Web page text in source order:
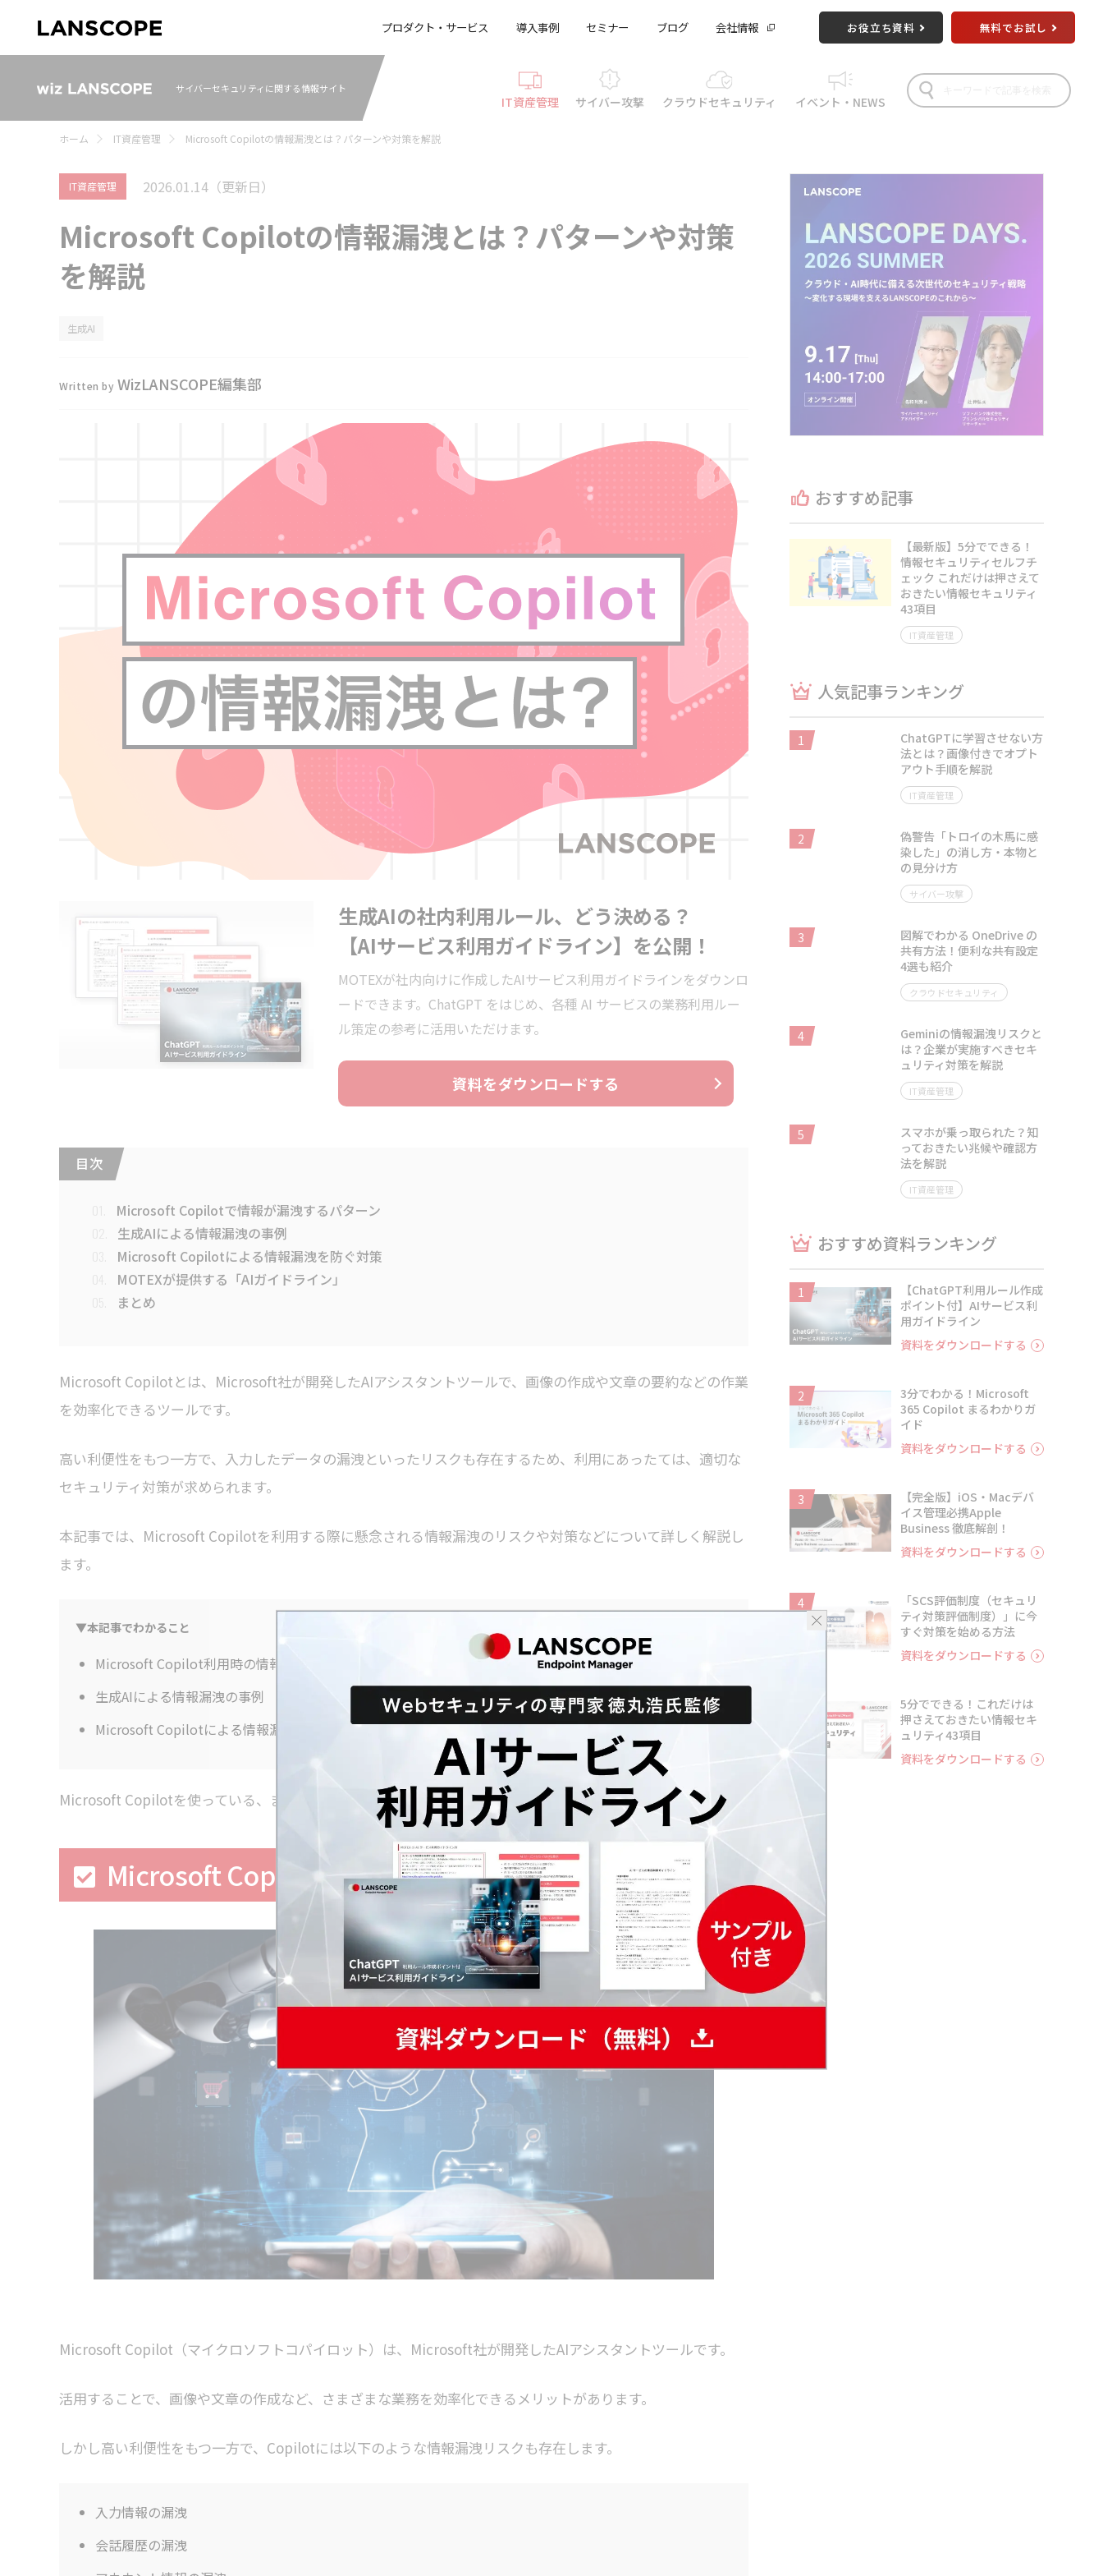
プロダクト・サービス 導入事例 セミナー ブログ 会社情報 お役立ち資料 無料でお試し
サイバーセキュリティに関する情報サイト
IT資産管理 サイバー攻撃 クラウドセキュリティ イベント・NEWS
ホーム IT資産管理 Microsoft Copilotの情報漏洩とは？パターンや対策を解説
IT資産管理 2026.01.14 （更新日）
Microsoft Copilotの情報漏洩とは？パターンや対策
を解説
生成AI
Written by WizLANSCOPE編集部
生成AIの社内利用ルール、どう決める？
【AIサービス利用ガイドライン】を公開！
MOTEXが社内向けに作成したAIサービス利用ガイドラインをダウンロ
ードできます。ChatGPT をはじめ、各種 AI サービスの業務利用ルー
ル策定の参考に活用いただけます。
資料をダウンロードする
目 次
Microsoft Copilotで情報が漏洩するパターン
生成AIによる情報漏洩の事例
Microsoft Copilotによる情報漏洩を防ぐ対策
MOTEXが提供する「AIガイドライン」
まとめ
Microsoft Copilotとは、Microsoft社が開発したAIアシスタントツールで、画像の作成や文章の要約などの作業
を効率化できるツールです。
高い利便性をもつ一方で、入力したデータの漏洩といったリスクも存在するため、利用にあったては、適切な
セキュリティ対策が求められます。
本記事では、Microsoft Copilotを利用する際に懸念される情報漏洩のリスクや対策などについて詳しく解説し
ます。
▼本記事でわかること
Microsoft Copilot利用時の情報漏洩リスク
生成AIによる情報漏洩の事例
Microsoft Copilotによる情報漏洩を防ぐ対策
Microsoft Copilotを使っている、または利用を検討中の方は、ぜひご一読ください。
Microsoft Copilotで情報が漏洩するパターン
Microsoft Copilot（マイクロソフトコパイロット）は、Microsoft社が開発したAIアシスタントツールです。
活用することで、画像や文章の作成など、さまざまな業務を効率化できるメリットがあります。
しかし高い利便性をもつ一方で、Copilotには以下のような情報漏洩リスクも存在します。
入力情報の漏洩
会話履歴の漏洩
おすすめ記事
【最新版】5分でできる！
情報セキュリティセルフチ
ェック これだけは押さえて
おきたい情報セキュリティ
43項目
IT資産管理
人気記事ランキング
1
ChatGPTに学習させない方
法とは？画像付きでオプト
アウト手順を解説
IT資産管理
2
偽警告「トロイの木馬に感
染した」の消し方・本物と
の見分け方
サイバー攻撃
3
図解でわかる OneDrive の
共有方法！便利な共有設定
4選も紹介
クラウドセキュリティ
4
Geminiの情報漏洩リスクと
は？企業が実施すべきセキ
ュリティ対策を解説
IT資産管理
5
スマホが乗っ取られた？知
っておきたい兆候や確認方
法を解説
IT資産管理
おすすめ資料ランキング
1
【ChatGPT利用ルール作成
ポイント付】AIサービス利
用ガイドライン
資料をダウンロードする
2
3分でわかる！Microsoft
365 Copilot まるわかりガ
イド
資料をダウンロードする
3
【完全版】iOS・Macデバ
イス管理必携Apple
Business 徹底解剖！
資料をダウンロードする
4
「SCS評価制度（セキュリ
ティ対策評価制度）」に今
すぐ対策を始める方法
資料をダウンロードする
5分でできる！これだけは
押さえておきたい情報セキ
ュリティ43項目
資料をダウンロードする